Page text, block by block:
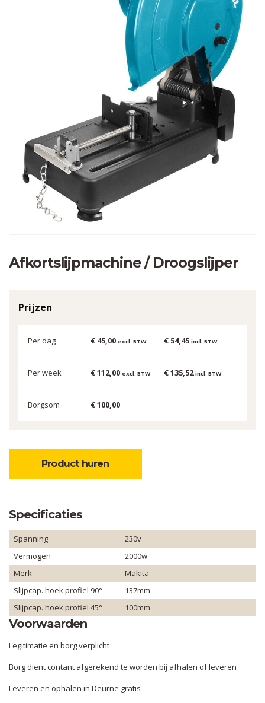
Afkortslijpmachine / Droogslijper
Prijzen
Per dag € 45,00 excl. BTW € 54,45incl. BTW
Per week € 112,00 excl. BTW € 135,52incl. BTW
Borgsom € 100,00
Product huren
Specificaties
Spanning
230v
Vermogen
2000w
Merk
Makita
Slijpcap. hoek profiel 90°
137mm
Slijpcap. hoek profiel 45°
100mm
Voorwaarden
Legitimatie en borg verplicht
Borg dient contant afgerekend te worden bij afhalen of leveren
Leveren en ophalen in Deurne gratis